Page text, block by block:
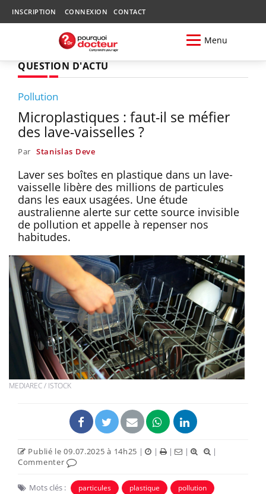
INSCRIPTION CONNEXION CONTACT
Menu
QUESTION D'ACTU
Pollution
Microplastiques : faut-il se méfier
des lave-vaisselles ?
Par Stanislas Deve
Laver ses boîtes en plastique dans un lave-
vaisselle libère des millions de particules
dans les eaux usagées. Une étude
australienne alerte sur cette source invisible
de pollution et appelle à repenser nos
habitudes.
MEDIAREC / ISTOCK
Publié le 09.07.2025 à 14h25 | | | |
|
Commenter
Mots clés : particules plastique pollution